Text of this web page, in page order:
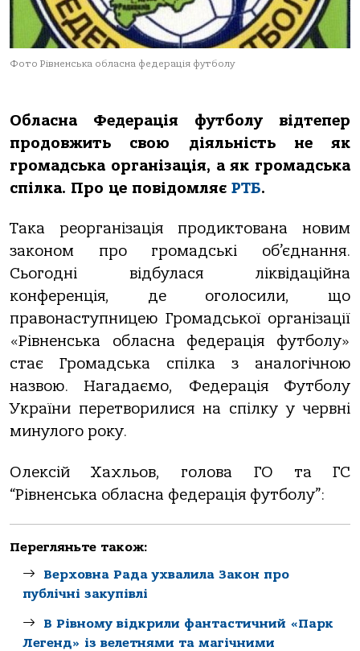
Фото Рівненська обласна федерація футболу
Обласна Федерація футболу відтепер
продовжить свою діяльність не як
громадська організація, а як громадська
спілка. Про це повідомляє РТБ.
Така реорганізація продиктована новим
законом про громадські об’єднання.
Сьогодні відбулася ліквідаційна
конференція, де оголосили, що
правонаступницею Громадської організації
«Рівненська обласна федерація футболу»
стає Громадська спілка з аналогічною
назвою. Нагадаємо, Федерація Футболу
України перетворилися на спілку у червні
минулого року.
Олексій Хахльов, голова ГО та ГС
“Рівненська обласна федерація футболу”:
Перегляньте також:
Верховна Рада ухвалила Закон про
публічні закупівлі
В Рівному відкрили фантастичний «Парк
Легенд» із велетнями та магічними